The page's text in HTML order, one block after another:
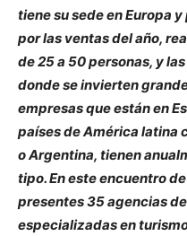
tiene su sede en Europa
por las ventas del año,
de 25 a 50 personas, y
donde se invierten
empresas que están en
países de América latina
o Argentina, tienen
tipo. En este encuentro
presentes 35 agencias
especializadas en